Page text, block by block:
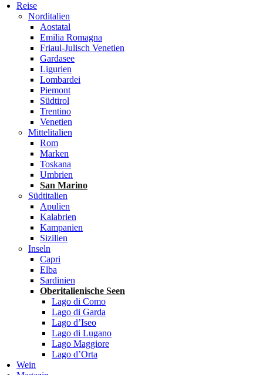
Reise
Norditalien
Aostatal
Emilia Romagna
Friaul-Julisch Venetien
Gardasee
Ligurien
Lombardei
Piemont
Südtirol
Trentino
Venetien
Mittelitalien
Rom
Marken
Toskana
Umbrien
San Marino
Südtitalien
Apulien
Kalabrien
Kampanien
Sizilien
Inseln
Capri
Elba
Sardinien
Oberitalienische Seen
Lago di Como
Lago di Garda
Lago d’Iseo
Lago di Lugano
Lago Maggiore
Lago d’Orta
Wein